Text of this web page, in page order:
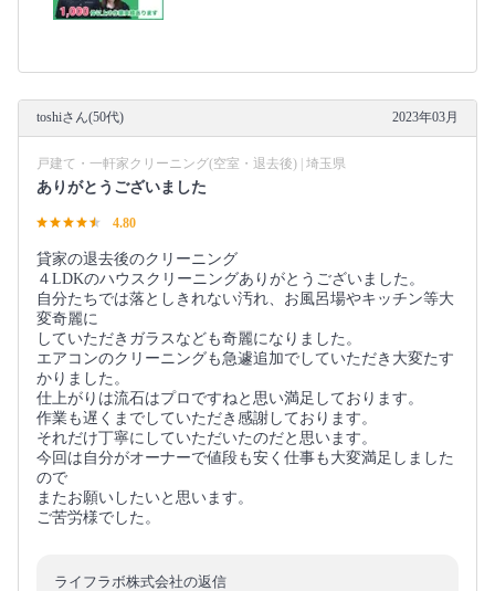
toshiさん(50代) 2023年03月
戸建て・一軒家クリーニング(空室・退去後) | 埼玉県
ありがとうございました
4.80
貸家の退去後のクリーニング
４LDKのハウスクリーニングありがとうございました。
自分たちでは落としきれない汚れ、お風呂場やキッチン等大
変奇麗に
していただきガラスなども奇麗になりました。
エアコンのクリーニングも急遽追加でしていただき大変たす
かりました。
仕上がりは流石はプロですねと思い満足しております。
作業も遅くまでしていただき感謝しております。
それだけ丁寧にしていただいたのだと思います。
今回は自分がオーナーで値段も安く仕事も大変満足しました
ので
またお願いしたいと思います。
ご苦労様でした。
ライフラボ株式会社の返信